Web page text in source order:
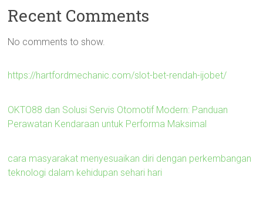
Recent Comments
No comments to show.
https://hartfordmechanic.com/slot-bet-rendah-ijobet/
OKTO88 dan Solusi Servis Otomotif Modern: Panduan
Perawatan Kendaraan untuk Performa Maksimal
cara masyarakat menyesuaikan diri dengan perkembangan
teknologi dalam kehidupan sehari hari